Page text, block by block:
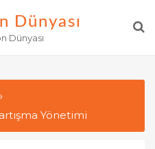
Dünyası
Dünyası
Yönetimi